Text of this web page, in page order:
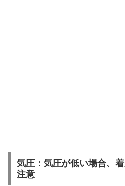
気圧：気圧が低い場合、
注意